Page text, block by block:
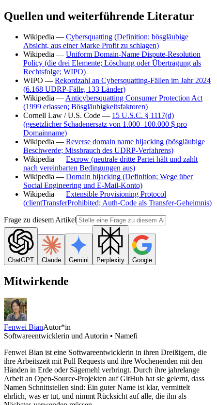
Quellen und weiterführende Literatur
Wikipedia — Cybersquatting (Definition; bösgläubige
Absicht, aus einer Marke Profit zu schlagen)
Wikipedia — Uniform Domain-Name Dispute-Resolution
Policy (die drei Elemente; Löschung oder Übertragung als
Rechtsfolge; WIPO)
WIPO — Rekordzahl an Cybersquatting-Fällen im Jahr 2024
(6.168 UDRP-Fälle, 133 Länder)
Wikipedia — Anticybersquatting Consumer Protection Act
(1999 erlassen; Bösgläubigkeitsfaktoren)
Cornell Law / U.S. Code — 15 U.S.C. § 1117(d)
(gesetzlicher Schadenersatz von 1.000–100.000 $ pro
Domainname)
Wikipedia — Reverse domain name hijacking (bösgläubige
Beschwerde; Missbrauch des UDRP-Verfahrens)
Wikipedia — Escrow (neutrale dritte Partei hält und zahlt
nach vereinbarten Bedingungen aus)
Wikipedia — Domain hijacking (Definition; Wege über
Social Engineering und E-Mail-Konto)
Wikipedia — Extensible Provisioning Protocol
(clientTransferProhibited; Auth-Code als Transfer-Geheimnis)
Frage zu diesem Artikel
ChatGPT Claude Gemini Perplexity Google
Mitwirkende
Fenwei BianAutor*in
Softwareentwicklerin und Autorin • Namefi
Fenwei Bian ist eine Softwareentwicklerin in ihren Dreißigern, die
ihre Arbeitszeit mit Pull Requests und ihre Wochenenden mit den
Händen in Erde oder Sägemehl verbringt. Durch ihre jahrelange
Arbeit an Open-Source-Projekten auf GitHub hat sie gelernt, dass
Namen Schnittstellen sind: Ein guter Name ist klar, vermittelt
ehrlich, was er tut, und nimmt Rücksicht auf alle, die ihn als